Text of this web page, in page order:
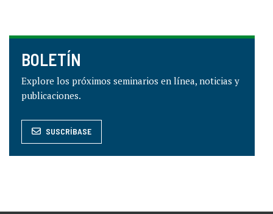
BOLETÍN
Explore los próximos seminarios en línea, noticias y
publicaciones.
SUSCRÍBASE